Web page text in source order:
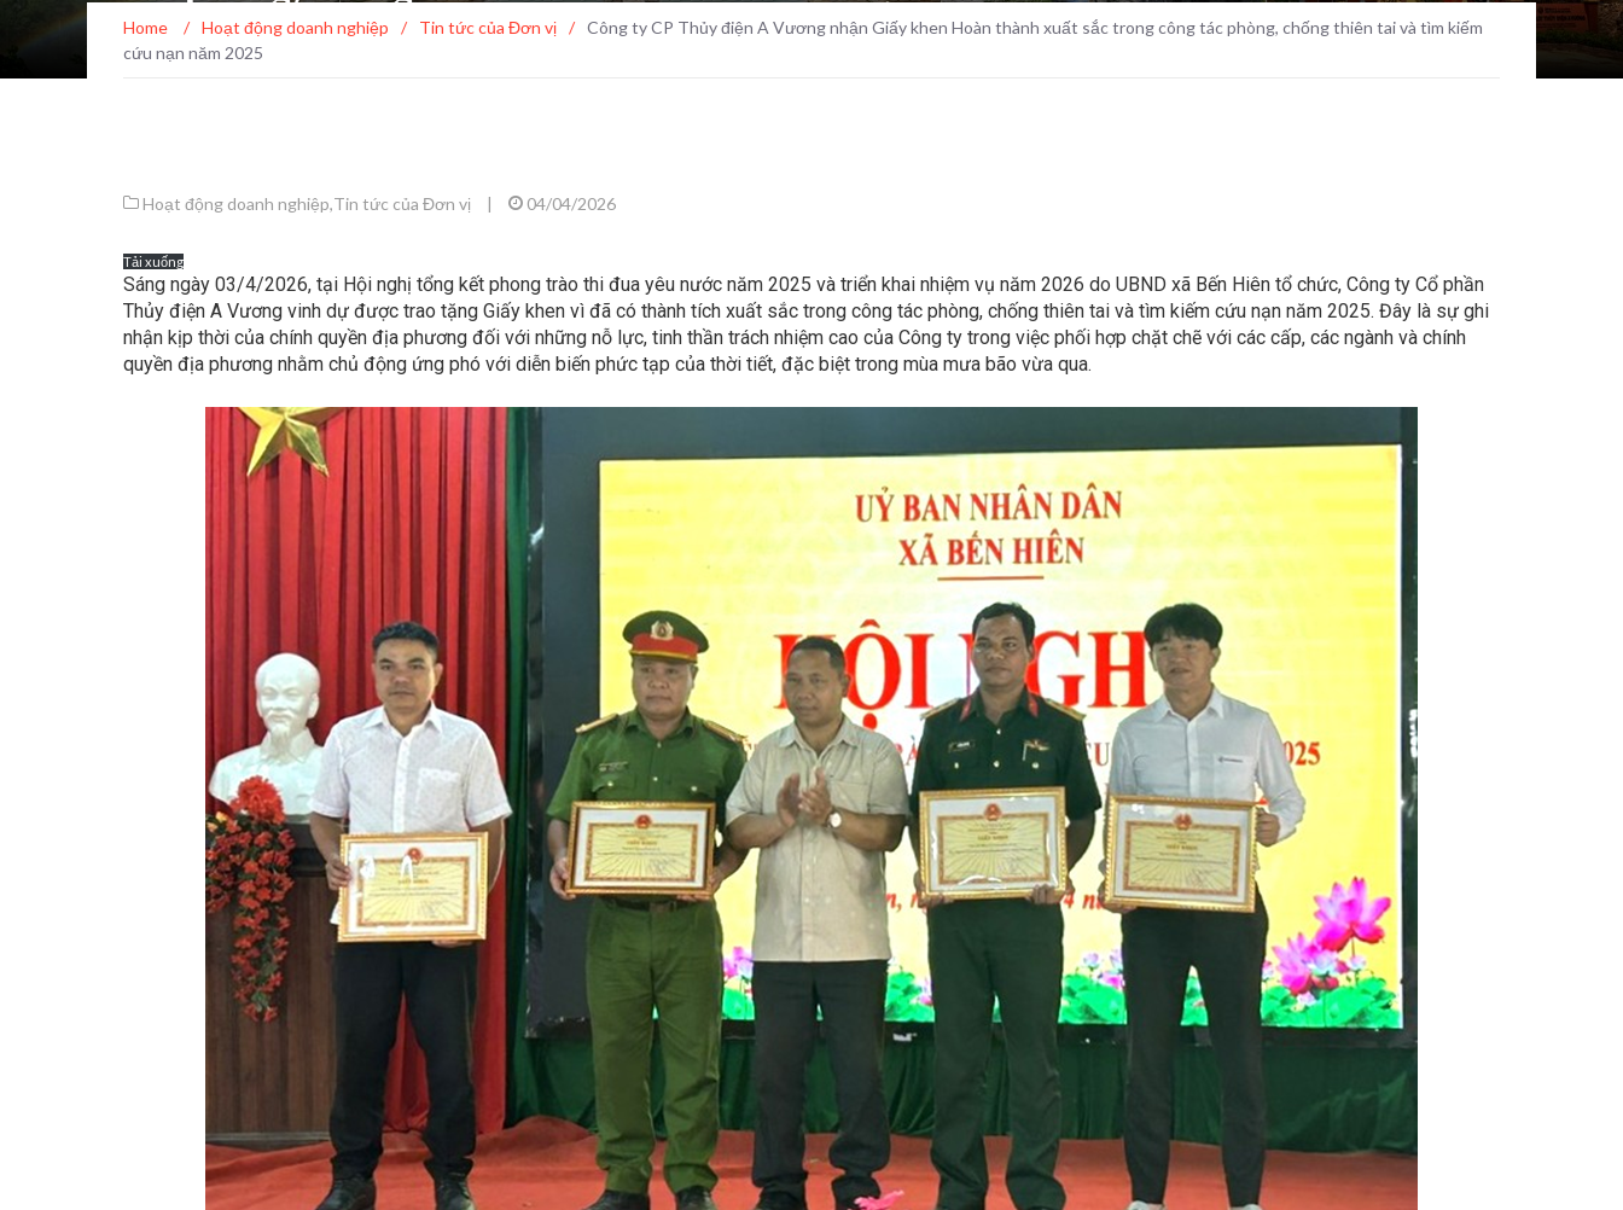
Home / Hoạt động doanh nghiệp / Tin tức của Đơn vị / Công ty CP Thủy điện A Vương nhận Giấy khen Hoàn thành xuất sắc trong công tác phòng, chống thiên tai và tìm kiếm
cứu nạn năm 2025
Hoạt động doanh nghiệp,Tin tức của Đơn vị | 04/04/2026
Tải xuống
Sáng ngày 03/4/2026, tại Hội nghị tổng kết phong trào thi đua yêu nước năm 2025 và triển khai nhiệm vụ năm 2026 do UBND xã Bến Hiên tổ chức, Công ty Cổ phần
Thủy điện A Vương vinh dự được trao tặng Giấy khen vì đã có thành tích xuất sắc trong công tác phòng, chống thiên tai và tìm kiếm cứu nạn năm 2025. Đây là sự ghi
nhận kịp thời của chính quyền địa phương đối với những nỗ lực, tinh thần trách nhiệm cao của Công ty trong việc phối hợp chặt chẽ với các cấp, các ngành và chính
quyền địa phương nhằm chủ động ứng phó với diễn biến phức tạp của thời tiết, đặc biệt trong mùa mưa bão vừa qua.